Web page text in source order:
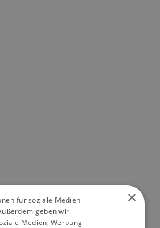
×
für soziale Medien
geben wir
Medien, Werbung